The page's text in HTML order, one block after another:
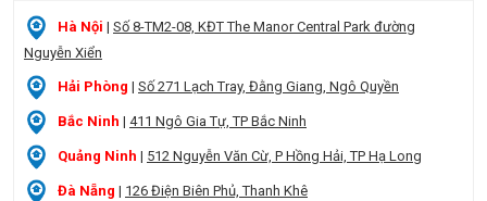
Hà Nội | Số 8-TM2-08, KĐT The Manor Central Park đường
Nguyễn Xiển
Hải Phòng | Số 271 Lạch Tray, Đằng Giang, Ngô Quyền
Bắc Ninh | 411 Ngô Gia Tự, TP Bắc Ninh
Quảng Ninh | 512 Nguyễn Văn Cừ, P Hồng Hải, TP Hạ Long
Đà Nẵng | 126 Điện Biên Phủ, Thanh Khê